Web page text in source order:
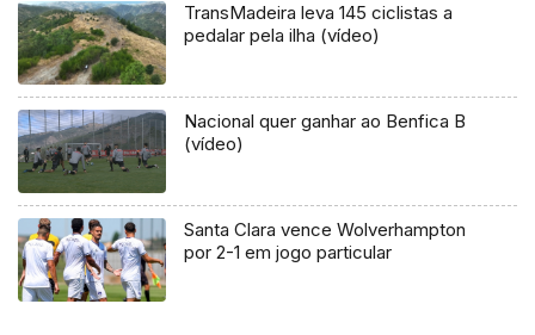
TransMadeira leva 145 ciclistas a
pedalar pela ilha (vídeo)
Nacional quer ganhar ao Benfica B
(vídeo)
Santa Clara vence Wolverhampton
por 2-1 em jogo particular